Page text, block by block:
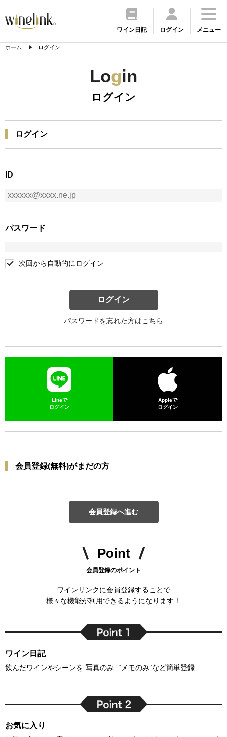
ワイン日記 ログイン メニュー
ホーム ログイン
Login
ログイン
ログイン
ID
パスワード
次回から自動的にログイン
ログイン
パスワードを忘れた方はこちら
Lineで
ログイン
Appleで
ログイン
会員登録(無料)がまだの方
会員登録へ進む
Point
会員登録のポイント
ワインリンクに会員登録することで
様々な機能が利用できるようになります！
ワイン日記
飲んだワインやシーンを”写真のみ” “メモのみ”など簡単登録
お気に入り